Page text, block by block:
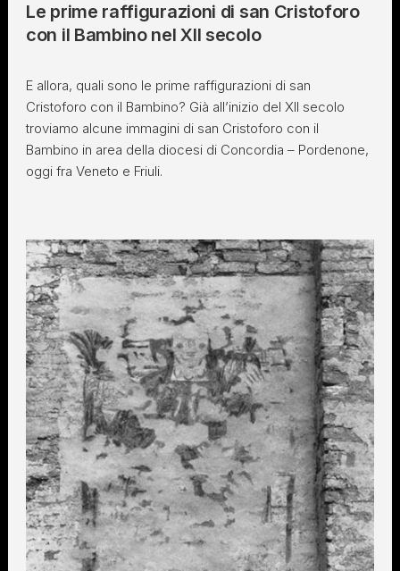
Le prime raffigurazioni di san Cristoforo
con il Bambino nel XII secolo
E allora, quali sono le prime raffigurazioni di san
Cristoforo con il Bambino? Già all’inizio del XII secolo
troviamo alcune immagini di san Cristoforo con il
Bambino in area della diocesi di Concordia – Pordenone,
oggi fra Veneto e Friuli.